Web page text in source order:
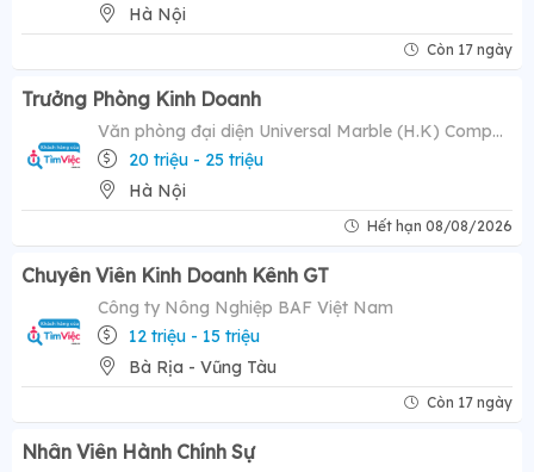
Hà Nội
Còn 17 ngày
Trưởng Phòng Kinh Doanh
Văn phòng đại diện Universal Marble (H.K) Company Limited
20 triệu - 25 triệu
Hà Nội
Hết hạn 08/08/2026
Chuyên Viên Kinh Doanh Kênh GT
Công ty Nông Nghiệp BAF Việt Nam
12 triệu - 15 triệu
Bà Rịa - Vũng Tàu
Còn 17 ngày
Nhân Viên Hành Chính Sự